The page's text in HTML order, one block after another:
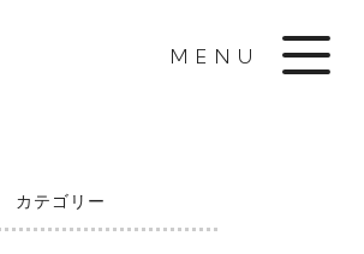
MENU
カテゴリー